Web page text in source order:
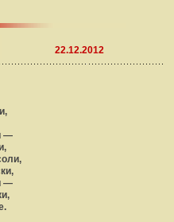
22.12.2012
—
—